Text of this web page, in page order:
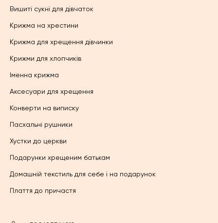
Вишиті сукні для дівчаток
Крижма на хрестини
Крижма для хрещення дівчинки
Крижми для хлопчиків
Іменна крижма
Аксесуари для хрещення
Конверти на виписку
Пасхальні рушники
Хустки до церкви
Подарунки хрещеним батькам
Домашній текстиль для себе і на подарунок
Плаття до причастя